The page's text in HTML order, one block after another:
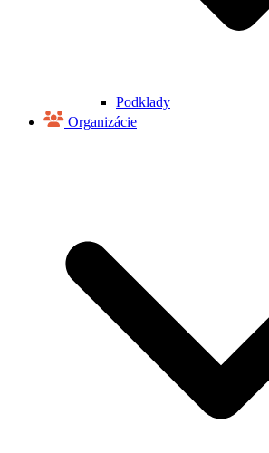
Podklady
Organizácie